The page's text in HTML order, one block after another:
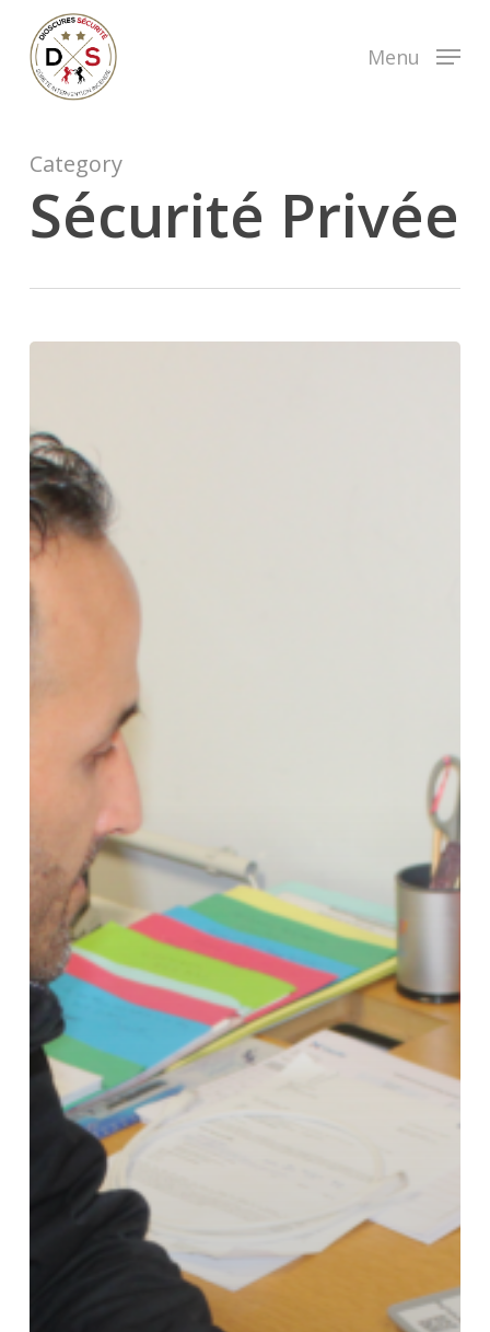
main
content
Menu
Category
Sécurité Privée